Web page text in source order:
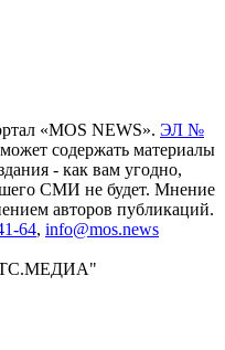
«MOS NEWS». ЭЛ №
содержать материалы
- как вам угодно,
СМИ не будет. Мнение
авторов публикаций.
64, info@mos.news
"ТС.МЕДИА"